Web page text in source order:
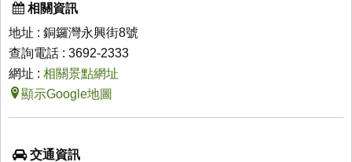
相關資訊
地址 : 銅鑼灣永興街8號
查詢電話 : 3692-2333
網址 : 相關景點網址
顯示Google地圖
交通資訊